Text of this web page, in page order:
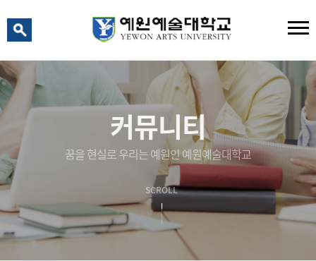
커뮤니티
꿈을 현실로 우리는 예원인 예원예술대학교
SCROLL
예원 AI